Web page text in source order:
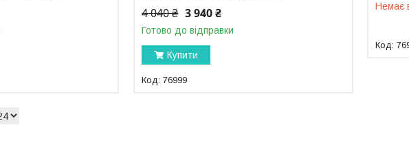
4 040 ₴ 3 940 ₴
Готово до відправки
Купити
76999
Немає